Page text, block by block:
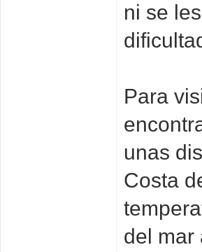
ni se
Para
unas
Costa
del mar